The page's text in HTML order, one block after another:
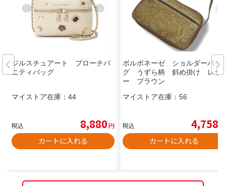
ジルスチュアート ブローチバ
ニティバッグ
マイストア在庫： 44
税込 8,880円
カートに入れる
ボルボネーゼ ショルダーバッ
グ うずら柄 斜め掛け レザ
ー ブラウン
マイストア在庫： 56
税込 4,758
カートに入れる